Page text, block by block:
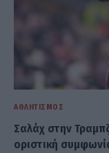
ΑΘΛΗΤΙΣΜΌΣ
Σαλάχ στην
οριστική